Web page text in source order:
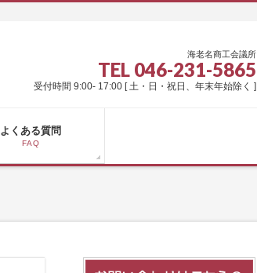
海老名商工会議所
TEL 046-231-5865
受付時間 9:00- 17:00 [ 土・日・祝日、年末年始除く ]
よくある質問
FAQ